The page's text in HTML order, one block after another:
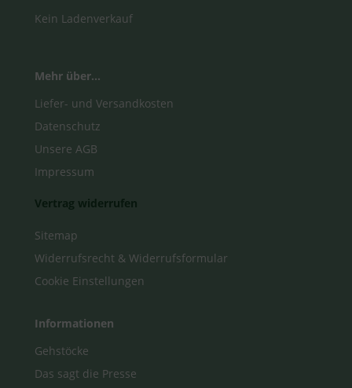
Kein Ladenverkauf
Mehr über...
Liefer- und Versandkosten
Datenschutz
Unsere AGB
Impressum
Vertrag widerrufen
Sitemap
Widerrufsrecht & Widerrufsformular
Cookie Einstellungen
Informationen
Gehstöcke
Das sagt die Presse